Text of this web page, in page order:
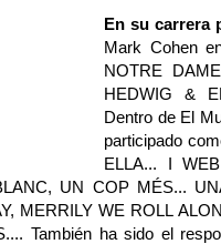
En su carrera
Mark Cohen
NOTRE
HEDWIG &
Dentro de El
participado
ELLA... I
UN COP MÉS...
MERRILY WE ROLL
También ha sido el